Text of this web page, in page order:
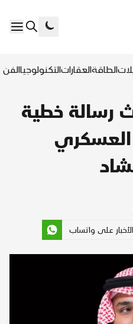
الطاقةالعقاراتالتكنولوجياالفن
رسالة خطية
الأخبار على واتساب